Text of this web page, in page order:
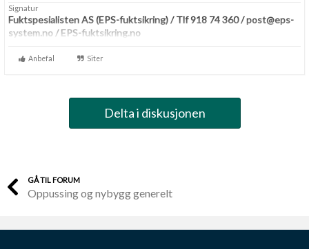
Signatur
Fuktspesialisten AS (EPS-fuktsikring) /Tlf 918 74 360 / post@eps-
system.no /EPS-fuktsikring.no
Anbefal Siter
Delta i diskusjonen
GÅ TIL FORUM
Oppussing og nybygg generelt